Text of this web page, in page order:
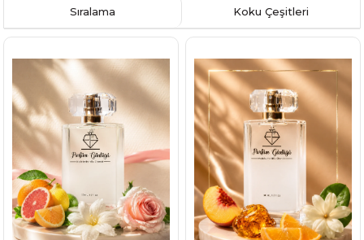
Koku Çeşitleri
Sıralama